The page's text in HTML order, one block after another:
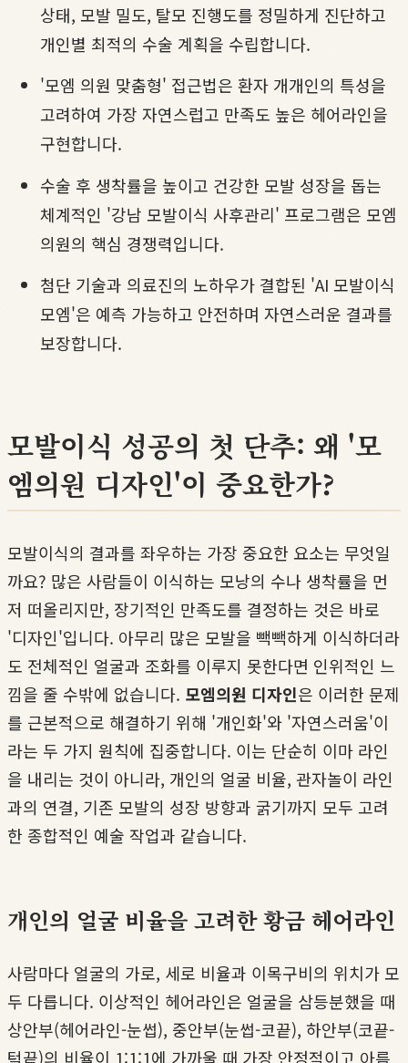
상태, 모발 밀도, 탈모 진행도를 정밀하게 진단하고
개인별 최적의 수술 계획을 수립합니다.
'모엠 의원 맞춤형' 접근법은 환자 개개인의 특성을
고려하여 가장 자연스럽고 만족도 높은 헤어라인을
구현합니다.
수술 후 생착률을 높이고 건강한 모발 성장을 돕는
체계적인 '강남 모발이식 사후관리' 프로그램은 모엠
의원의 핵심 경쟁력입니다.
첨단 기술과 의료진의 노하우가 결합된 'AI 모발이식
모엠'은 예측 가능하고 안전하며 자연스러운 결과를
보장합니다.
모발이식 성공의 첫 단추: 왜 '모
엠의원 디자인'이 중요한가?
모발이식의 결과를 좌우하는 가장 중요한 요소는 무엇일
까요? 많은 사람들이 이식하는 모낭의 수나 생착률을 먼
저 떠올리지만, 장기적인 만족도를 결정하는 것은 바로
'디자인'입니다. 아무리 많은 모발을 빽빽하게 이식하더라
도 전체적인 얼굴과 조화를 이루지 못한다면 인위적인 느
낌을 줄 수밖에 없습니다. 모엠의원 디자인은 이러한 문제
를 근본적으로 해결하기 위해 '개인화'와 '자연스러움'이
라는 두 가지 원칙에 집중합니다. 이는 단순히 이마 라인
을 내리는 것이 아니라, 개인의 얼굴 비율, 관자놀이 라인
과의 연결, 기존 모발의 성장 방향과 굵기까지 모두 고려
한 종합적인 예술 작업과 같습니다.
개인의 얼굴 비율을 고려한 황금 헤어라인
사람마다 얼굴의 가로, 세로 비율과 이목구비의 위치가 모
두 다릅니다. 이상적인 헤어라인은 얼굴을 삼등분했을 때
상안부(헤어라인-눈썹), 중안부(눈썹-코끝), 하안부(코끝-
턱끝)의 비율이 1:1:1에 가까울 때 가장 안정적이고 아름